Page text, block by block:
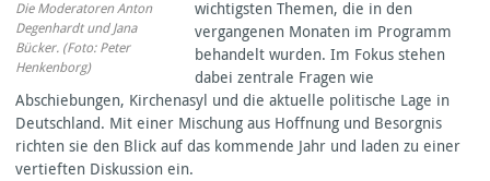
Die Moderatoren Anton
Degenhardt und Jana
Bücker. (Foto: Peter
Henkenborg)
wichtigsten Themen, die in den
vergangenen Monaten im Programm
behandelt wurden. Im Fokus stehen
dabei zentrale Fragen wie
Abschiebungen, Kirchenasyl und die aktuelle politische Lage in
Deutschland. Mit einer Mischung aus Hoffnung und Besorgnis
richten sie den Blick auf das kommende Jahr und laden zu einer
vertieften Diskussion ein.